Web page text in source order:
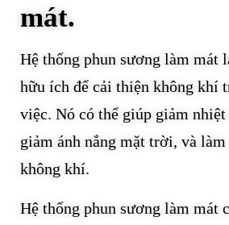
mát.
Hệ thống phun sương làm mát
hữu ích để cải thiện không khí
việc. Nó có thể giúp giảm
giảm ánh nắng mặt trời, và
không khí.
Hệ thống phun sương làm mát